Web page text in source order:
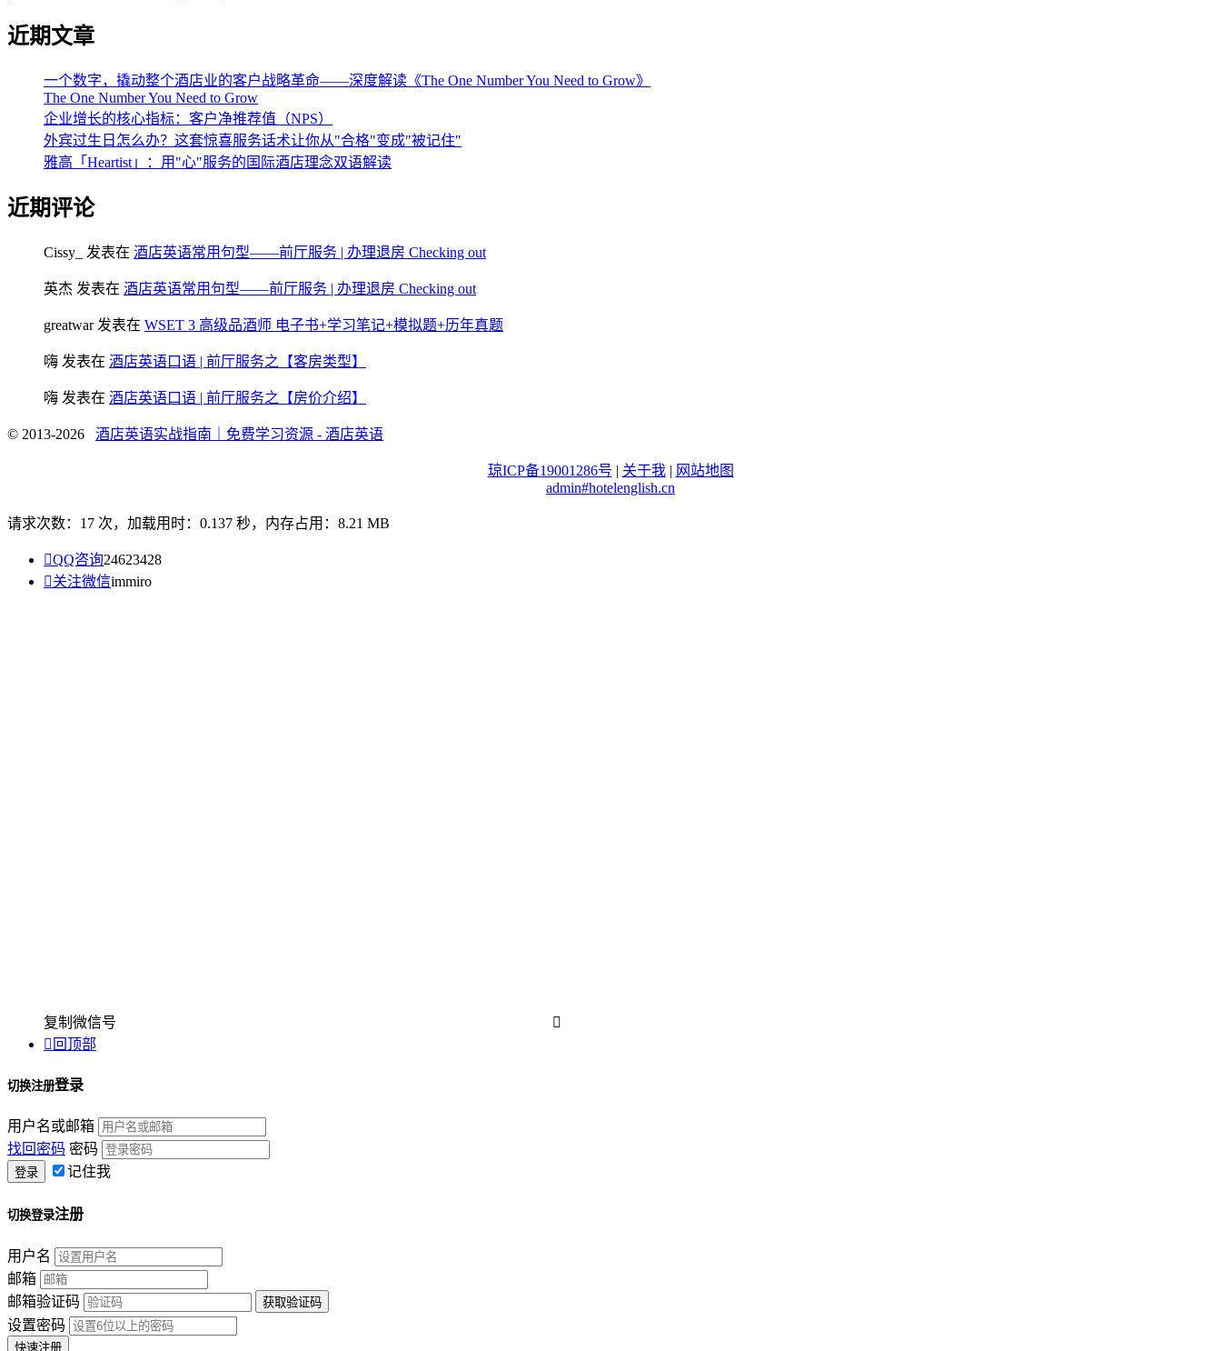
近期文章
一个数字，撬动整个酒店业的客户战略革命——深度解读《The One Number You Need to Grow》
The One Number You Need to Grow
企业增长的核心指标：客户净推荐值（NPS）
外宾过生日怎么办？这套惊喜服务话术让你从"合格"变成"被记住"
雅高「Heartist」：用"心"服务的国际酒店理念双语解读
近期评论
Cissy_ 发表在 酒店英语常用句型——前厅服务 | 办理退房 Checking out
英杰 发表在 酒店英语常用句型——前厅服务 | 办理退房 Checking out
greatwar发表在 WSET 3 高级品酒师 电子书+学习笔记+模拟题+历年真题
嗨 发表在 酒店英语口语 | 前厅服务之【客房类型】
嗨 发表在 酒店英语口语 | 前厅服务之【房价介绍】
© 2013-2026 酒店英语实战指南｜免费学习资源 - 酒店英语
琼ICP备19001286号 | 关于我 | 网站地图
admin#hotelenglish.cn
请求次数：17 次，加载用时：0.137 秒，内存占用：8.21 MB
QQ咨询24623428
关注微信immiro
复制微信号

 回顶部
切换注册登录
用户名或邮箱
找回密码 密码
记住我
切换登录注册
用户名
邮箱
邮箱验证码
设置密码